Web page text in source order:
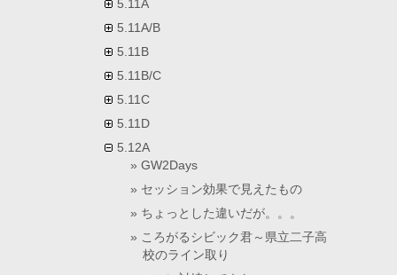
5.11A
5.11A/B
5.11B
5.11B/C
5.11C
5.11D
5.12A
GW2Days
セッション効果で見えたもの
ちょっとした違いだが。。。
ころがるシビック君～県立二子高
校のライン取り